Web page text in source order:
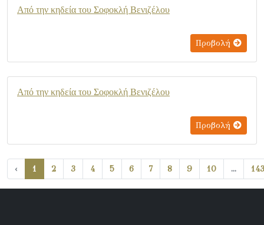
Από την κηδεία του Σοφοκλή Βενιζέλου
Προβολή
Από την κηδεία του Σοφοκλή Βενιζέλου
Προβολή
‹ 1 2 3 4 5 6 7 8 9 10 ... 143